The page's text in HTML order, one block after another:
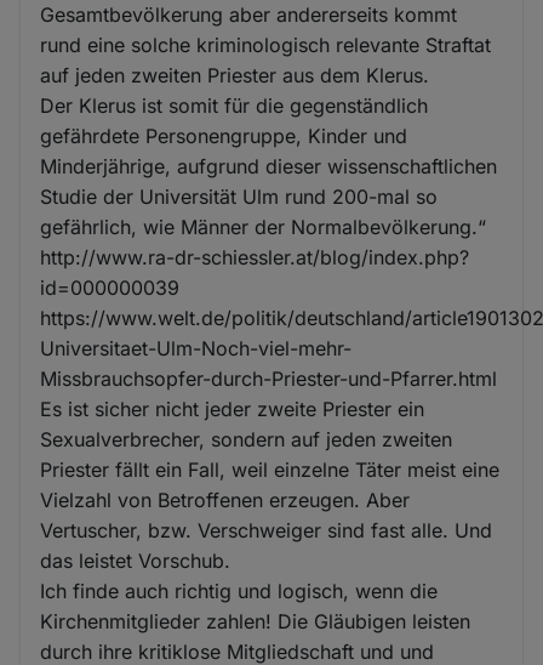
Gesamtbevölkerung aber andererseits kommt
rund eine solche kriminologisch relevante Straftat
auf jeden zweiten Priester aus dem Klerus.
Der Klerus ist somit für die gegenständlich
gefährdete Personengruppe, Kinder und
Minderjährige, aufgrund dieser wissenschaftlichen
Studie der Universität Ulm rund 200-mal so
gefährlich, wie Männer der Normalbevölkerung.“
http://www.ra-dr-schiessler.at/blog/index.php?
id=000000039
https://www.welt.de/politik/deutschland/
Universitaet-Ulm-Noch-viel-mehr-
Missbrauchsopfer-durch-Priester-und-Pfarrer.html
Es ist sicher nicht jeder zweite Priester ein
Sexualverbrecher, sondern auf jeden zweiten
Priester fällt ein Fall, weil einzelne Täter meist eine
Vielzahl von Betroffenen erzeugen. Aber
Vertuscher, bzw. Verschweiger sind fast alle. Und
das leistet Vorschub.
Ich finde auch richtig und logisch, wenn die
Kirchenmitglieder zahlen! Die Gläubigen leisten
durch ihre kritiklose Mitgliedschaft und und